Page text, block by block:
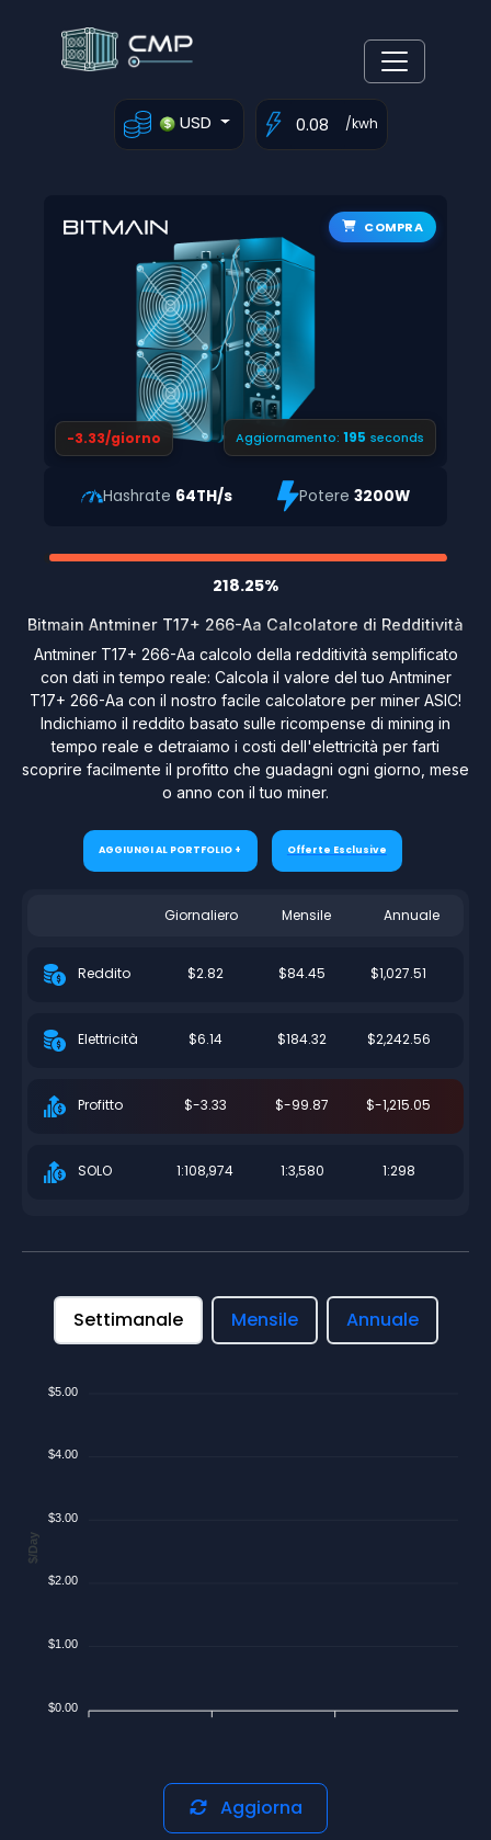
USD /kwh
COMPRA
-3.33/giorno Aggiornamento: 194 seconds
Hashrate 64TH/s Potere3200W
218.25%
Bitmain Antminer T17+ 266-Aa Calcolatore di Redditività
Antminer T17+ 266-Aa calcolo della redditività semplificato
con dati in tempo reale: Calcola il valore del tuo Antminer
T17+ 266-Aa con il nostro facile calcolatore per miner ASIC!
Indichiamo il reddito basato sulle ricompense di mining in
tempo reale e detraiamo i costi dell'elettricità per farti
scoprire facilmente il profitto che guadagni ogni giorno, mese
o anno con il tuo miner.
AGGIUNGI AL PORTFOLIO + Offerte Esclusive
Giornaliero Mensile Annuale
Reddito $2.82 $84.45 $1,027.51
Elettricità $6.14 $184.32 $2,242.56
Profitto $-3.33 $-99.87 $-1,215.05
SOLO 1:108,974 1:3,580 1:298
Settimanale Mensile Annuale
$5.00
$4.00
$3.00
$2.00
$1.00
$0.00
$/Day
Aggiorna